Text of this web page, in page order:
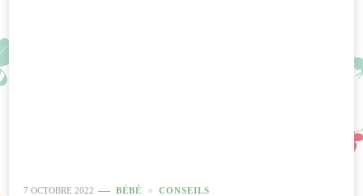
7 OCTOBRE 2022 BÉBÉ CONSEILS